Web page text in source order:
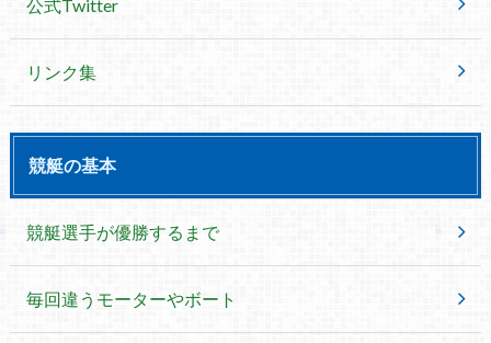
公式Twitter
リンク集
競艇の基本
競艇選手が優勝するまで
毎回違うモーターやボート